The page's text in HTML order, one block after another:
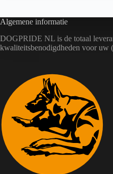
Algemene informatie
DOGPRIDE NL is de totaal
kwaliteitsbenodigdheden voor uw